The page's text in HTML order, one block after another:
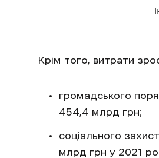
Крім того, витрати
громадського
454,4 млрд грн;
соціального
млрд грн у 2021